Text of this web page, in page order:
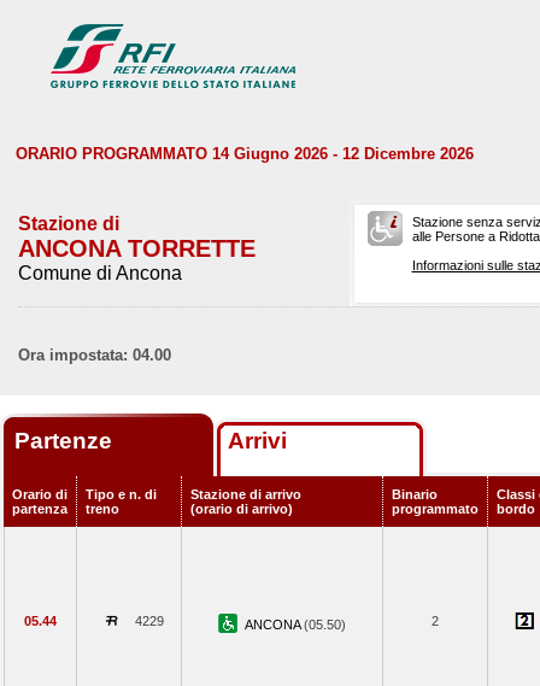
ORARIO PROGRAMMATO 14 Giugno 2026 - 12 Dicembre 2026
Stazione di
ANCONA TORRETTE
Comune di Ancona
Stazione senza
alle Persone a
Informazioni sulle
Ora impostata: 04.00
Partenze Arrivi
Orario di
partenza
Tipo e n. di
treno
Stazione di arrivo
(orario di arrivo)
Binario
programmato
Classi
bordo
05.44 4229 ANCONA(05.50) 2